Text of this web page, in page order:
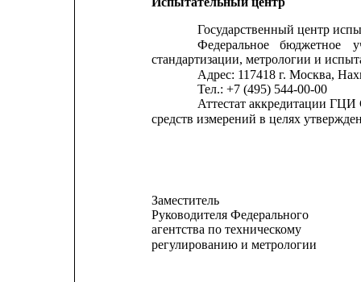
Государственный центр
Федеральное
бюджетное
стандартизации, метрологии и
Адрес: 117418 г. Москва,
Тел.: +7 (495) 544-00-00
Аттестат аккредитации
средств измерений в целях
Заместитель
Руководителя Федерального
агентства по техническому
регулированию и метрологии